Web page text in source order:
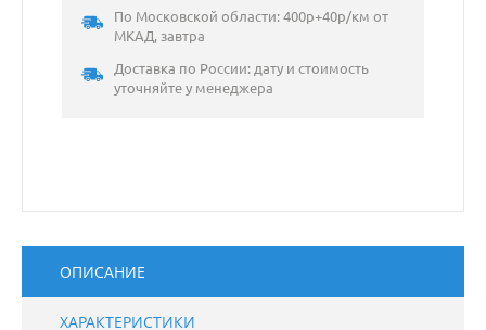
По Московской области: 400р+40р/км от
МКАД, завтра
Доставка по России: дату и стоимость
уточняйте у менеджера
ОПИСАНИЕ
ХАРАКТЕРИСТИКИ